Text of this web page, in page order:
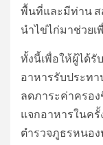
พื้นที่และมีท่าน ส
นำไข่ไก่มาช่วย
ทั้งนี้เพื่อให้ผู้ได้รั
อาหารรับประทา
ลดภาระค่าครอ
แจกอาหารในครั้
ตำรวจภูธรหนอ